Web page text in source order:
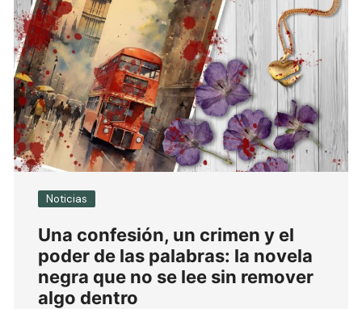
Noticias
Una confesión, un crimen y el
poder de las palabras: la novela
negra que no se lee sin remover
algo dentro